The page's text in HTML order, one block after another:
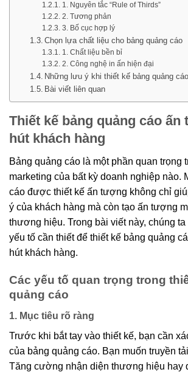
1. Nguyên tắc “Rule of Thirds”
2. Tương phản
3. Bố cục hợp lý
Chọn lựa chất liệu cho bảng quảng cáo
1. Chất liệu bền bỉ
2. Công nghệ in ấn hiện đại
Những lưu ý khi thiết kế bảng quảng cáo
Bài viết liên quan
Thiết kế bảng quảng cáo
hút khách hàng
Bảng quảng cáo là một phần quan trọng
marketing của bất kỳ doanh nghiệp nào.
cáo được thiết kế ấn tượng không chỉ
ý của khách hàng mà còn tạo ấn tượng
thương hiệu. Trong bài viết này, chúng
yếu tố cần thiết để thiết kế bảng quảng
hút khách hàng.
Các yếu tố quan trọng trong
quảng cáo
1. Mục tiêu rõ ràng
Trước khi bắt tay vào thiết kế, bạn cần
của bảng quảng cáo. Bạn muốn truyền
Tăng cường nhận diện thương hiệu hay